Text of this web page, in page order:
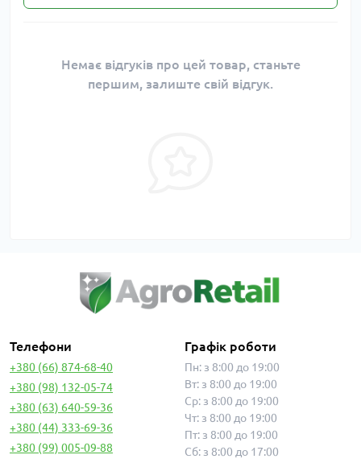
Немає відгуків про цей товар, станьте
першим, залиште свій відгук.
Телефони
+380 (66) 874-68-40
+380 (98) 132-05-74
+380 (63) 640-59-36
+380 (44) 333-69-36
+380 (99) 005-09-88
Графік роботи
Пн: з 8:00 до 19:00
Вт: з 8:00 до 19:00
Ср: з 8:00 до 19:00
Чт: з 8:00 до 19:00
Пт: з 8:00 до 19:00
Сб: з 8:00 до 17:00